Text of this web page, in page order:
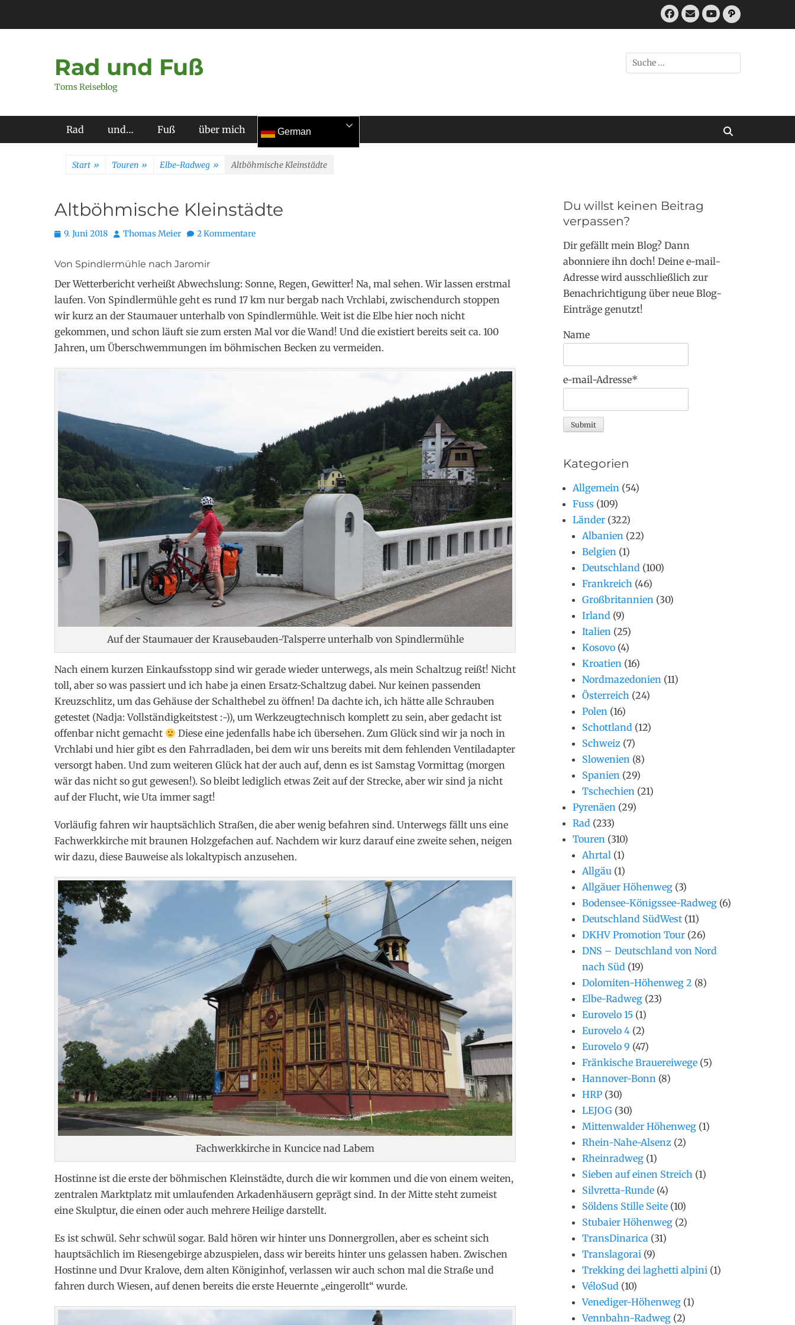
Facebook
E-
MailYouTube
Pfad
Rad und Fuß
Toms Reiseblog
Suchen
nach:
Primäres Menü
Rad und… Fuß über mich German
Start » Touren » Elbe-Radweg » Altböhmische Kleinstädte
Altböhmische Kleinstädte
Posted
9. Juni 2018 Autor
Thomas Meier 2 Kommentare
Von Spindlermühle nach Jaromir
Der Wetterbericht verheißt Abwechslung: Sonne, Regen, Gewitter! Na, mal sehen. Wir lassen erstmal
laufen. Von Spindlermühle geht es rund 17 km nur bergab nach Vrchlabi, zwischendurch stoppen
wir kurz an der Staumauer unterhalb von Spindlermühle. Weit ist die Elbe hier noch nicht
gekommen, und schon läuft sie zum ersten Mal vor die Wand! Und die existiert bereits seit ca. 100
Jahren, um Überschwemmungen im böhmischen Becken zu vermeiden.
Auf der Staumauer der Krausebauden-Talsperre unterhalb von Spindlermühle
Nach einem kurzen Einkaufsstopp sind wir gerade wieder unterwegs, als mein Schaltzug reißt! Nicht
toll, aber so was passiert und ich habe ja einen Ersatz-Schaltzug dabei. Nur keinen passenden
Kreuzschlitz, um das Gehäuse der Schalthebel zu öffnen! Da dachte ich, ich hätte alle Schrauben
getestet (Nadja: Vollständigkeitstest :-)), um Werkzeugtechnisch komplett zu sein, aber gedacht ist
offenbar nicht gemacht
Diese eine jedenfalls habe ich übersehen. Zum Glück sind wir ja noch in
Vrchlabi und hier gibt es den Fahrradladen, bei dem wir uns bereits mit dem fehlenden Ventiladapter
versorgt haben. Und zum weiteren Glück hat der auch auf, denn es ist Samstag Vormittag (morgen
wär das nicht so gut gewesen!). So bleibt lediglich etwas Zeit auf der Strecke, aber wir sind ja nicht
auf der Flucht, wie Uta immer sagt!
Vorläufig fahren wir hauptsächlich Straßen, die aber wenig befahren sind. Unterwegs fällt uns eine
Fachwerkkirche mit braunen Holzgefachen auf. Nachdem wir kurz darauf eine zweite sehen, neigen
wir dazu, diese Bauweise als lokaltypisch anzusehen.
Fachwerkkirche in Kuncice nad Labem
Hostinne ist die erste der böhmischen Kleinstädte, durch die wir kommen und die von einem weiten,
zentralen Marktplatz mit umlaufenden Arkadenhäusern geprägt sind. In der Mitte steht zumeist
eine Skulptur, die einen oder auch mehrere Heilige darstellt.
Es ist schwül. Sehr schwül sogar. Bald hören wir hinter uns Donnergrollen, aber es scheint sich
hauptsächlich im Riesengebirge abzuspielen, dass wir bereits hinter uns gelassen haben. Zwischen
Hostinne und Dvur Kralove, dem alten Königinhof, verlassen wir auch schon mal die Straße und
fahren durch Wiesen, auf denen bereits die erste Heuernte „eingerollt“ wurde.
Du willst keinen Beitrag
verpassen?
Dir gefällt mein Blog? Dann
abonniere ihn doch! Deine e-mail-
Adresse wird ausschließlich zur
Benachrichtigung über neue Blog-
Einträge genutzt!
Name
e-mail-Adresse*
Kategorien
Allgemein (54)
Fuss (109)
Länder (322)
Albanien (22)
Belgien (1)
Deutschland (100)
Frankreich (46)
Großbritannien (30)
Irland (9)
Italien (25)
Kosovo (4)
Kroatien (16)
Nordmazedonien (11)
Österreich (24)
Polen (16)
Schottland (12)
Schweiz (7)
Slowenien (8)
Spanien (29)
Tschechien (21)
Pyrenäen (29)
Rad (233)
Touren (310)
Ahrtal (1)
Allgäu (1)
Allgäuer Höhenweg (3)
Bodensee-Königssee-Radweg (6)
Deutschland SüdWest (11)
DKHV Promotion Tour (26)
DNS – Deutschland von Nord
nach Süd (19)
Dolomiten-Höhenweg 2 (8)
Elbe-Radweg (23)
Eurovelo 15 (1)
Eurovelo 4 (2)
Eurovelo 9 (47)
Fränkische Brauereiwege (5)
Hannover-Bonn (8)
HRP (30)
LEJOG (30)
Mittenwalder Höhenweg (1)
Rhein-Nahe-Alsenz (2)
Rheinradweg (1)
Sieben auf einen Streich (1)
Silvretta-Runde (4)
Söldens Stille Seite (10)
Stubaier Höhenweg (2)
TransDinarica (31)
Translagorai (9)
Trekking dei laghetti alpini (1)
VéloSud (10)
Venediger-Höhenweg (1)
Vennbahn-Radweg (2)